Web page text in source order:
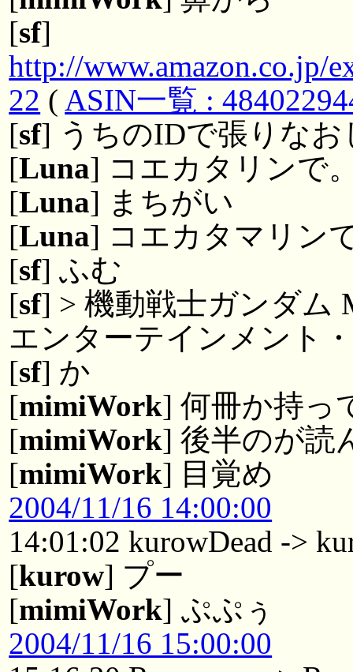
[sf]
http://www.amazon.co.jp/
22 ( ASIN一覧 :
[sf] うちのIDで張りなお
[Luna] コエカタリンで
[Luna] まちがい
[Luna] コエカタマリン
[sf] ふむ
[sf] > 機動戦士ガンダム
エンターテインメント
[sf] か
[mimiWork] 何冊か持っ
[mimiWork] 後半のが読
[mimiWork] 目覚め
2004/11/16 14:00:00
14:01:02 kurowDead ->
[kurow] プー
[mimiWork] ぷぷぅ
2004/11/16 15:00:00